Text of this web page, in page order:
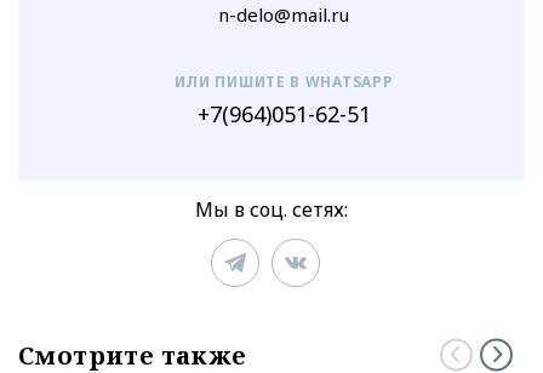
n-delo@mail.ru
ИЛИ ПИШИТЕ В WHATSAPP
+7(964)051-62-51
Мы в соц. сетях:
Смотрите также